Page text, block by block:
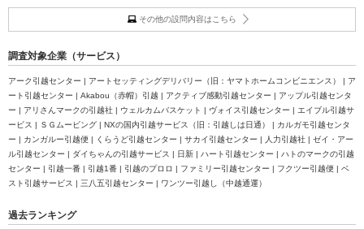
その他の設問内容はこちら
調査対象企業（サービス）
アーク引越センター | アートセッティングデリバリー（旧：ヤマトホームコンビニエンス） | ア
ート引越センター | Akabou（赤帽）引越 | アクティブ感動引越センター | アップル引越センタ
ー | アリさんマークの引越社 | ウェルカムバスケット | ヴォイス引越センター | エイブル引越サ
ービス | ＳＧムービング | NXの国内引越サービス（旧：引越しは日通） | カルガモ引越センタ
ー | カンガルー引越便 | くらうど引越センター | サカイ引越センター | 人力引越社 | ゼイ・アー
ル引越センター | ダイちゃんの引越サービス | 日新 | ハート引越センター | ハトのマークの引越
センター | 引越一番 | 引越1番 | 引越のプロロ | ファミリー引越センター | フクツー引越便 | ベ
スト引越サービス | 三八五引越センター | ワンツー引越し（中越通運）
過去ランキング